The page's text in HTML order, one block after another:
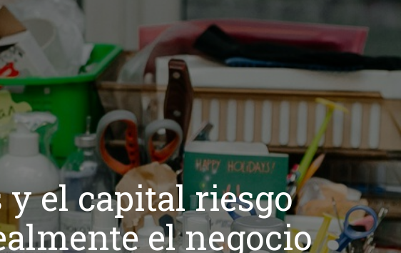
y el capital riesgo
el negocio